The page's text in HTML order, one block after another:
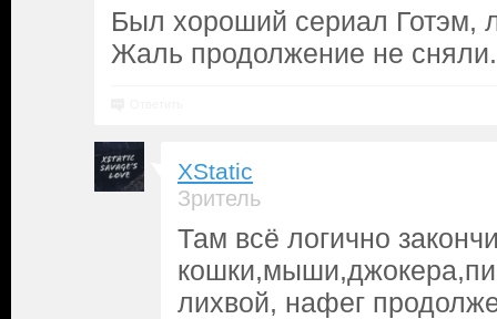
Был хороший сериал Готэм,
Жаль продолжение не сняли.
XStatic
Зритель
Там всё логично
лихвой, нафег